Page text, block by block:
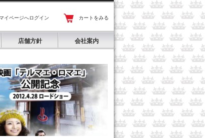
イページへログイン カートをみる
店舗方針 会社案内